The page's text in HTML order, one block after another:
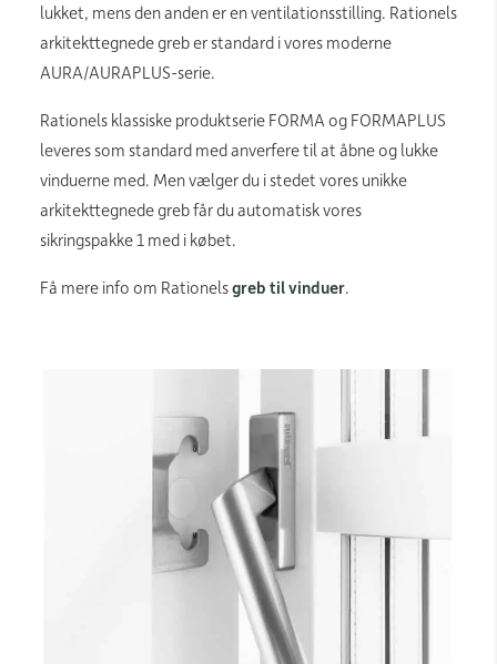
lukket, mens den anden er en ventilationsstilling. Rationels
arkitekttegnede greb er standard i vores moderne
AURA/AURAPLUS-serie.
Rationels klassiske produktserie FORMA og FORMAPLUS
leveres som standard med anverfere til at åbne og lukke
vinduerne med. Men vælger du i stedet vores unikke
arkitekttegnede greb får du automatisk vores
sikringspakke 1 med i købet.
Få mere info om Rationelsgreb til vinduer.